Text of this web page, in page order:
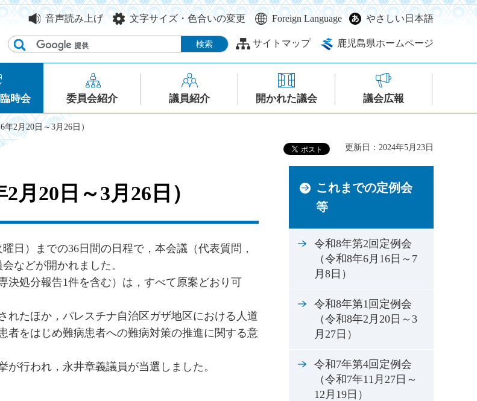
音声読み上げ 文字サイズ・色合いの変更 Foreign Language やさしい日本語
サイトマップ 鹿児島県ホームページ
時会 委員会紹介 議員紹介 開かれた議会 議会広報
2月20日～3月26日）
更新日：2024年5月23日
月20日～3月26日）
日）までの36日間の日程で，本会議（代表質問，
などが開かれました。
決処分報告1件を含む）は，すべて原案どおり可
れたほか，パレスチナ自治区ガザ地区における人道
者をはじめ難病患者への難病対策の推進に関する意
行われ，永井章義議員が当選しました。
これまでの定例会
等
令和8年第2回定例会
（令和8年6月16日～7
月8日）
令和8年第1回定例会
（令和8年2月20日～3
月27日）
令和7年第4回定例会
（令和7年11月27日～
12月19日）